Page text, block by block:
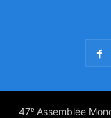
47ᵉ Assemblée